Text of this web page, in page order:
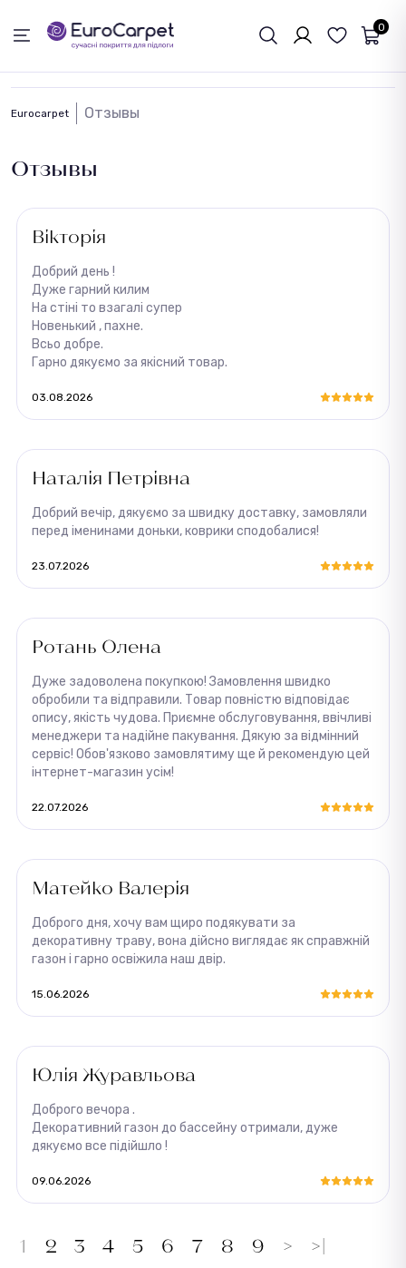
0
Eurocarpet Отзывы
Отзывы
Вікторія
Добрий день !
Дуже гарний килим
На стіні то взагалі супер
Новенький , пахне.
Всьо добре.
Гарно дякуємо за якісний товар.
03.08.2026
Наталія Петрівна
Добрий вечір, дякуємо за швидку доставку, замовляли
перед іменинами доньки, коврики сподобалися!
23.07.2026
Ротань Олена
Дуже задоволена покупкою! Замовлення швидко
обробили та відправили. Товар повністю відповідає
опису, якість чудова. Приємне обслуговування, ввічливі
менеджери та надійне пакування. Дякую за відмінний
сервіс! Обов'язково замовлятиму ще й рекомендую цей
інтернет-магазин усім!
22.07.2026
Матейко Валерія
Доброго дня, хочу вам щиро подякувати за
декоративну траву, вона дійсно виглядає як справжній
газон і гарно освіжила наш двір.
15.06.2026
Юлія Журавльова
Доброго вечора .
Декоративний газон до бассейну отримали, дуже
дякуємо все підійшло !
09.06.2026
1 2 3 4 5 6 7 8 9 > >|
ОБРАТНАЯ СВЯЗЬ